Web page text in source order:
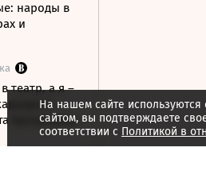
народы в
и
театр, а я –
и
Хуснуллина
На нашем сайте
сайтом, вы подтверждаете
соответствии с Политикой в